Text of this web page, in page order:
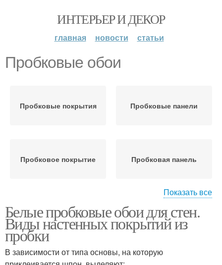
ИНТЕРЬЕР И ДЕКОР
главная новости статьи
Пробковые обои
Пробковые покрытия Пробковые панели
Пробковое покрытие Пробковая панель
Пробковое дерево Пробковые потолки
Пробковая
Показать все
Белые пробковые обои для стен.
Виды настенных покрытий из
пробки
В зависимости от типа основы, на которую